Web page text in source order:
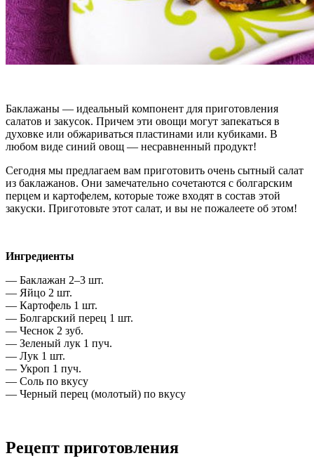
Баклажаны — идеальный компонент для приготовления
салатов и закусок. Причем эти овощи могут запекаться в
духовке или обжариваться пластинами или кубиками. В
любом виде синий овощ — несравненный продукт!
Сегодня мы предлагаем вам приготовить очень сытный салат
из баклажанов. Они замечательно сочетаются с болгарским
перцем и картофелем, которые тоже входят в состав этой
закуски. Приготовьте этот салат, и вы не пожалеете об этом!
Ингредиенты
— Баклажан 2–3 шт.
— Яйцо 2 шт.
— Картофель 1 шт.
— Болгарский перец 1 шт.
— Чеснок 2 зуб.
— Зеленый лук 1 пуч.
— Лук 1 шт.
— Укроп 1 пуч.
— Соль по вкусу
— Черный перец (молотый) по вкусу
Рецепт приготовления